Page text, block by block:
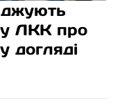
ЛКК про
догляді